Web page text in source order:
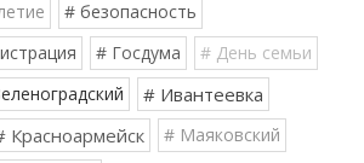
# безопасность
# Госдума
# День семьи
# Ивантеевка
Красноармейск
# Маяковский